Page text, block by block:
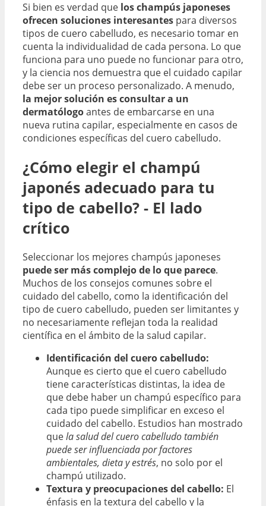
Si bien es verdad que los champús japoneses
ofrecen soluciones interesantes para diversos
tipos de cuero cabelludo, es necesario tomar en
cuenta la individualidad de cada persona. Lo que
funciona para uno puede no funcionar para otro,
y la ciencia nos demuestra que el cuidado capilar
debe ser un proceso personalizado. A menudo,
la mejor solución es consultar a un
dermatólogoantes de embarcarse en una
nueva rutina capilar, especialmente en casos de
condiciones específicas del cuero cabelludo.
¿Cómo elegir el champú
japonés adecuado para tu
tipo de cabello? - El lado
crítico
Seleccionar los mejores champús japoneses
puede ser más complejo de lo que parece.
Muchos de los consejos comunes sobre el
cuidado del cabello, como la identificación del
tipo de cuero cabelludo, pueden ser limitantes y
no necesariamente reflejan toda la realidad
científica en el ámbito de la salud capilar.
Identificación del cuero cabelludo:
Aunque es cierto que el cuero cabelludo
tiene características distintas, la idea de
que debe haber un champú específico para
cada tipo puede simplificar en exceso el
cuidado del cabello. Estudios han mostrado
quela salud del cuero cabelludo también
puede ser influenciada por factores
ambientales, dieta y estrés, no solo por el
champú utilizado.
Textura y preocupaciones del cabello: El
énfasis en la textura del cabello y la